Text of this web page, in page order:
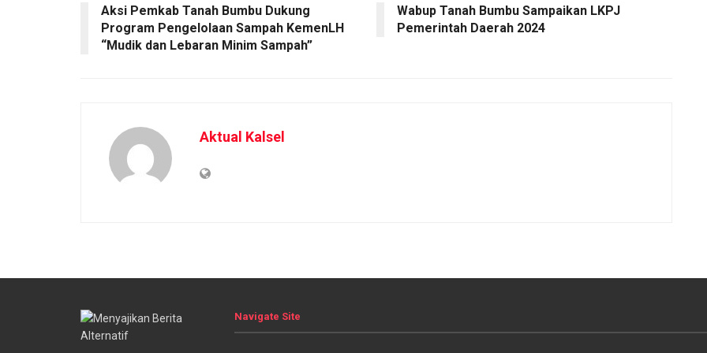
Aksi Pemkab Tanah Bumbu Dukung
Program Pengelolaan Sampah KemenLH
“Mudik dan Lebaran Minim Sampah”
Wabup Tanah Bumbu Sampaikan LKPJ
Pemerintah Daerah 2024
Aktual Kalsel
Navigate Site